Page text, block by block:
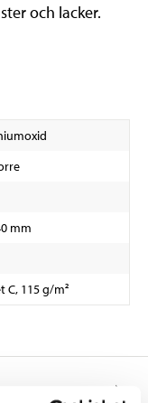
och lacker.
mm
C, 115 g/m²